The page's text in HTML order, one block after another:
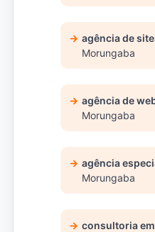
agência de
Morungaba
agência de
Morungaba
agência
Morungaba
consultoria